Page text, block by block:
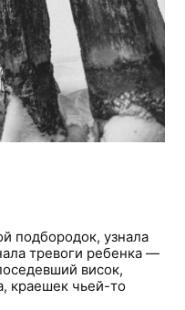
подбородок, узнала
тревоги ребенка —
висок,
краешек чьей-то